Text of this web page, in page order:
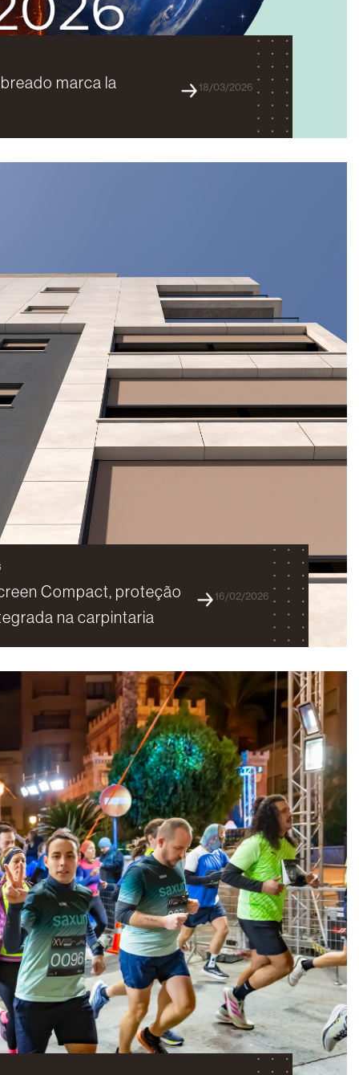
marca la
18/03/2026
Compact, proteção
na carpintaria
16/02/2026